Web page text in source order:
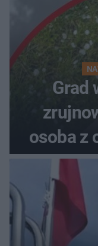
Grad
osoba z